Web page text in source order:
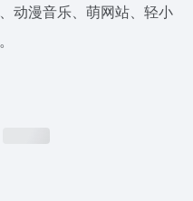
动漫音乐、萌网站、轻小